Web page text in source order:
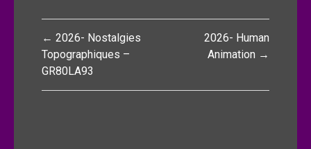
Navigation
de
l’article
← 2026- Nostalgies
Topographiques –
GR80LA93
2026- Human
Animation →